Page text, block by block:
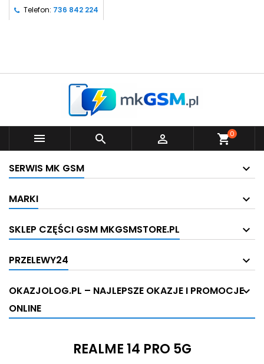
Telefon: 736 842 224
   shopping_cart0
SERWIS MK GSM
MARKI
SKLEP CZĘŚCI GSM MKGSMSTORE.PL
PRZELEWY24
OKAZJOLOG.PL – NAJLEPSZE OKAZJE I PROMOCJE
ONLINE
REALME 14 PRO 5G